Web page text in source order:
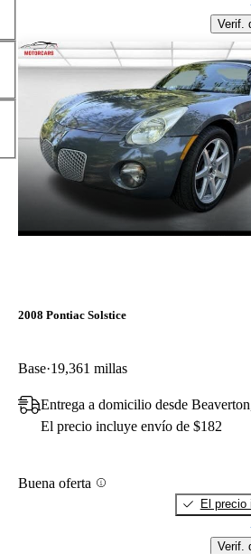
Verif.
2008 Pontiac Solstice
Base 19,361 millas
Entrega a domicilio desde
El precio incluye envío de $182
Buena oferta
El precio
Verif.